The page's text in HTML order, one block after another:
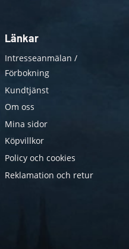
Länkar
Intresseanmälan /
Förbokning
Kundtjänst
Om oss
Mina sidor
Köpvillkor
Policy och cookies
Reklamation och retur